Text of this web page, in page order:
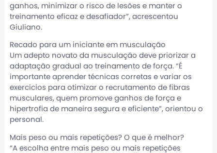
ganhos, minimizar o risco de lesões e manter o
treinamento eficaz e desafiador”, acrescentou
Giuliano.
Recado para um iniciante em musculação
Um adepto novato da musculação deve priorizar a
adaptação gradual ao treinamento de força. “É
importante aprender técnicas corretas e variar os
exercícios para otimizar o recrutamento de fibras
musculares, quem promove ganhos de força e
hipertrofia de maneira segura e eficiente”, orientou o
personal.
Mais peso ou mais repetições? O que é melhor?
“A escolha entre mais peso ou mais repetições